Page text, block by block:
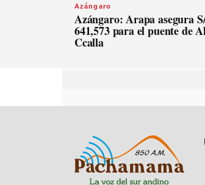
Azángaro
Azángaro: Arapa asegura
641,573 para el puente de
Ccalla